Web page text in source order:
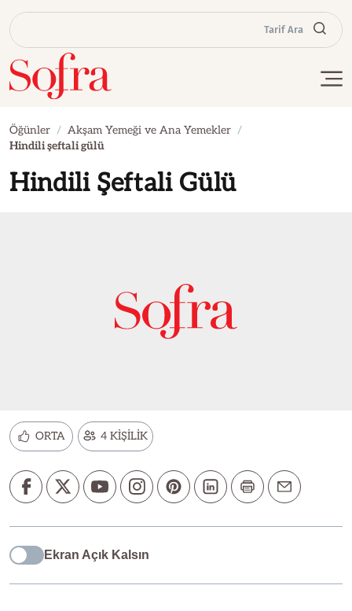
Tarif Ara
Öğünler
Akşam Yemeği ve Ana Yemekler
Hindili şeftali gülü
Hindili Şeftali Gülü
ORTA 4 KİŞİLİK
Ekran Açık Kalsın